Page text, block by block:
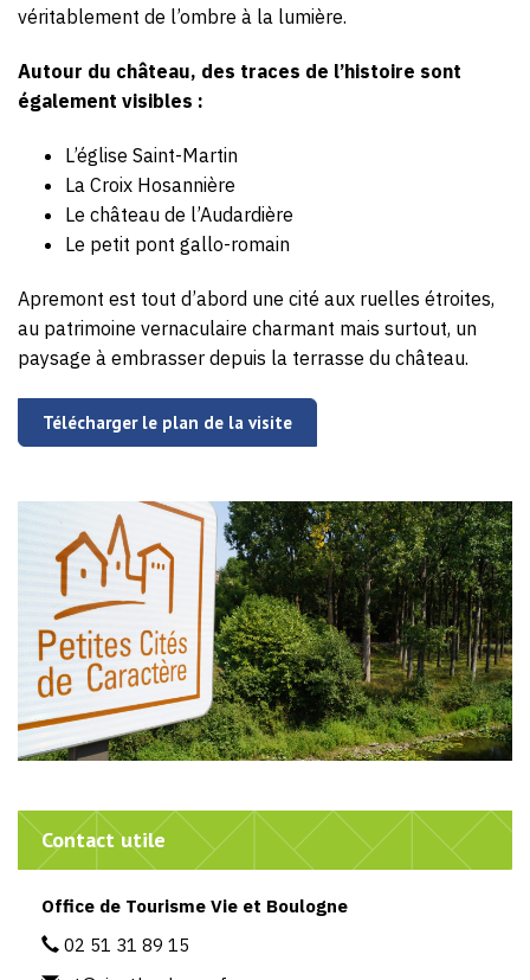
véritablement de l’ombre à la lumière.
Autour du château, des traces de l’histoire sont
également visibles :
L’église Saint-Martin
La Croix Hosannière
Le château de l’Audardière
Le petit pont gallo-romain
Apremont est tout d’abord une cité aux ruelles étroites,
au patrimoine vernaculaire charmant mais surtout, un
paysage à embrasser depuis la terrasse du château.
Télécharger le plan de la visite
Contact utile
Office de Tourisme Vie et Boulogne
02 51 31 89 15